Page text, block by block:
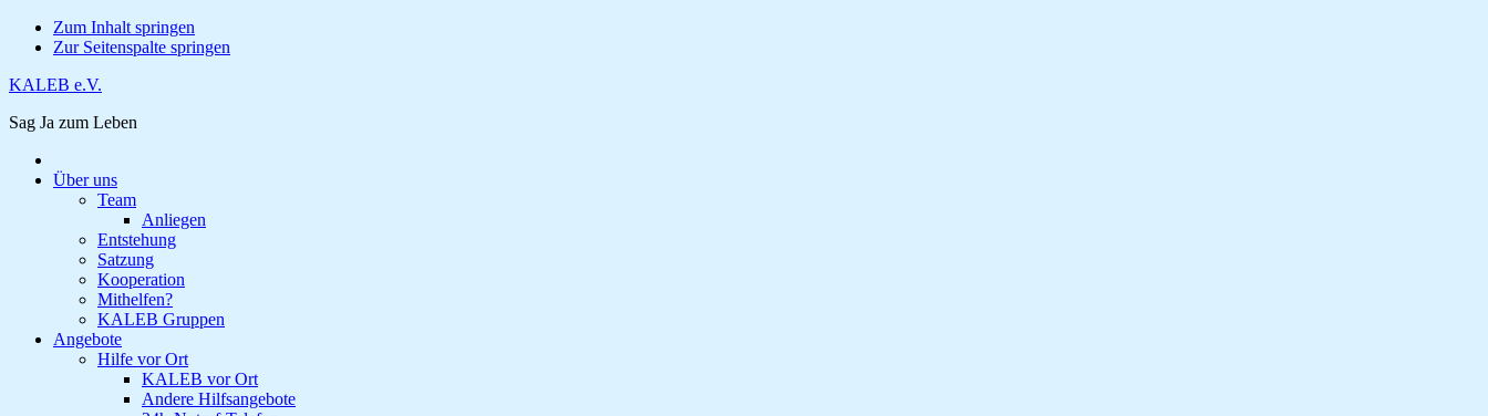
Zum Inhalt springen
Zur Seitenspalte springen
KALEB e.V.
Sag Ja zum Leben
Über uns
Team
Anliegen
Entstehung
Satzung
Kooperation
Mithelfen?
KALEB Gruppen
Angebote
Hilfe vor Ort
KALEB vor Ort
Andere Hilfsangebote